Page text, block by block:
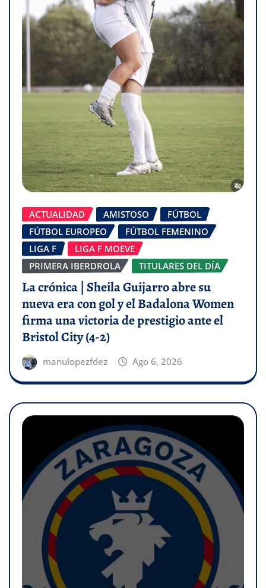
ACTUALIDAD AMISTOSO
FÚTBOL
FÚTBOL EUROPEO
FÚTBOL FEMENINO
LIGA F
LIGA F MOEVE
PRIMERA IBERDROLA
TITULARES DEL DÍA
La crónica | Sheila Guijarro abre su
nueva era con gol y el Badalona Women
firma una victoria de prestigio ante el
Bristol City (4-2)
manulopezfdez Ago 6, 2026